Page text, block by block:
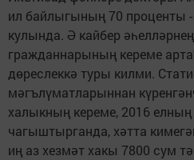
ил байлыгының 70 проценты -
кулында. Ә кайбер
гражданнарының кереме
дөреслеккә туры килми.
мәгълүматларыннан
халыкның кереме, 2016
чагыштырганда, хәтта
иң аз хезмәт хакы 7800 сум